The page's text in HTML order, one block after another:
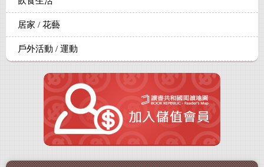
居家 / 花藝
戶外活動 / 運動